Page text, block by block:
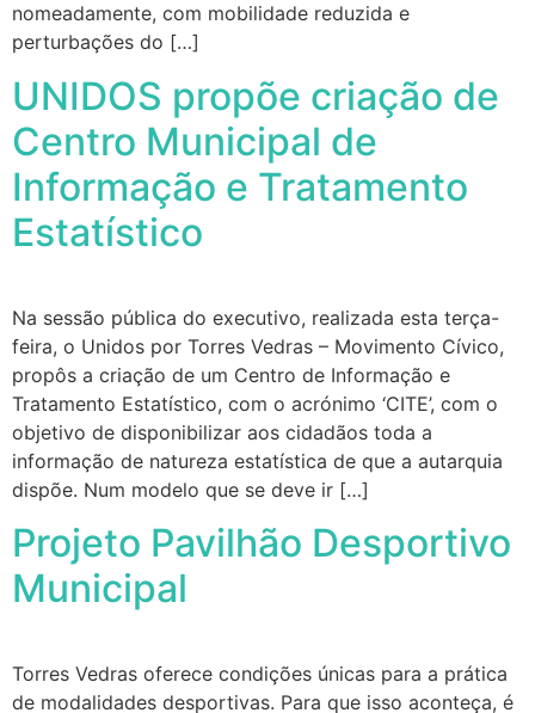
nomeadamente, com mobilidade reduzida e
perturbações do […]
UNIDOS propõe criação de
Centro Municipal de
Informação e Tratamento
Estatístico
Na sessão pública do executivo, realizada esta terça-
feira, o Unidos por Torres Vedras – Movimento Cívico,
propôs a criação de um Centro de Informação e
Tratamento Estatístico, com o acrónimo ‘CITE’, com o
objetivo de disponibilizar aos cidadãos toda a
informação de natureza estatística de que a autarquia
dispõe. Num modelo que se deve ir […]
Projeto Pavilhão Desportivo
Municipal
Torres Vedras oferece condições únicas para a prática
de modalidades desportivas. Para que isso aconteça, é